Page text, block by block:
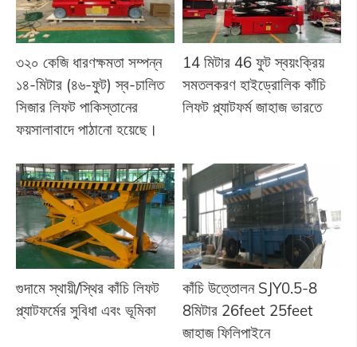
৩২০ কেজি ধারণক্ষমতা সম্পন্ন
১৪-মিটার (৪৬-ফুট) স্ব-চালিত
সিজার লিফট পাকিস্তানের
ফয়সালাবাদে পাঠানো হয়েছে।
14 মিটার 46 ফুট স্বয়ংক্রিয়
সমতলকরণ হাইড্রোলিক কাঁচি
লিফট প্ল্যাটফর্ম জাহাজ ভারতে
গুদামে স্থায়ী/স্থির কাঁচি লিফট
প্ল্যাটফর্মের সুবিধা এবং ভূমিকা
কাঁচি উত্তোলন SJY0.5-8
8মিটার 26feet 25feet
জাহাজ ফিলিপাইনে